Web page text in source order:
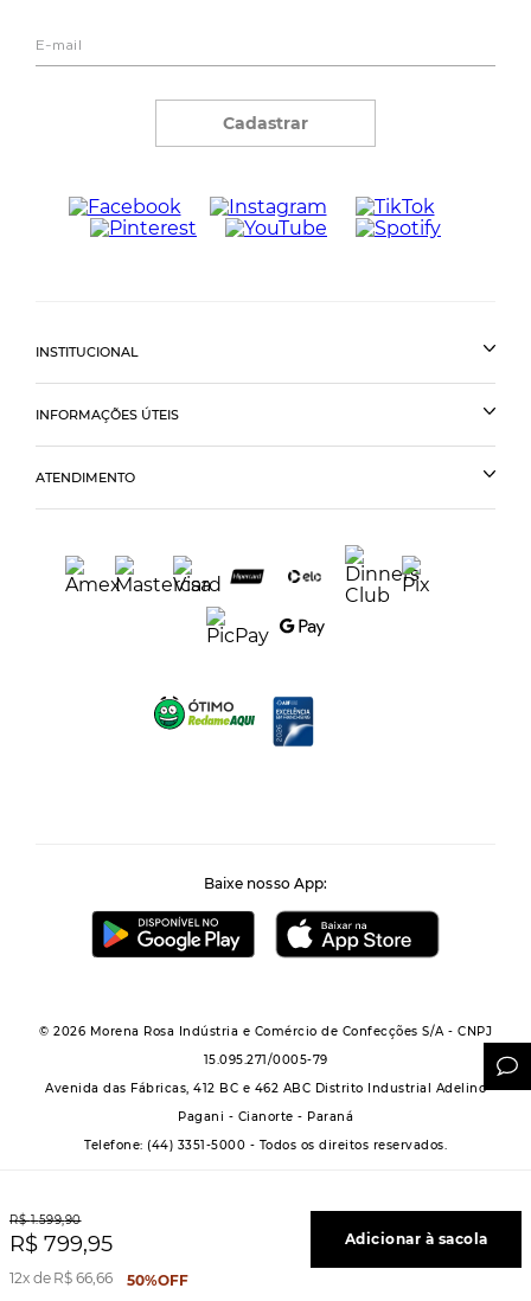
R$ 1.599,90
R$ 799,95
12 R$ 66,66 50%OFF
Adicionar à sacola
Cadastrar
INSTITUCIONAL
INFORMAÇÕES ÚTEIS
ATENDIMENTO
Baixe nosso App:
© 2026 Morena Rosa Indústria e Comércio de Confecções S/A - CNPJ
15.095.271/0005-79
Avenida das Fábricas, 412 BC e 462 ABC Distrito Industrial Adelino
Pagani - Cianorte - Paraná
Telefone: (44) 3351-5000 - Todos os direitos reservados.
Powered by Grupo Morena Rosa: Morena Rosa, Iódice, Maria Valentina, Zinco e
Lebôh - Todos os direitos reservados.